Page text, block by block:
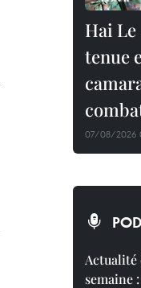
Hai
tenue
07/08/2026
Actualité
semaine